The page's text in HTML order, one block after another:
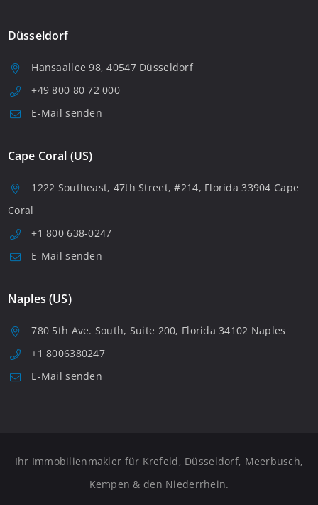
Düsseldorf
Hansaallee 98, 40547 Düsseldorf
+49 800 80 72 000
E-Mail senden
Cape Coral (US)
1222 Southeast, 47th Street, #214, Florida 33904 Cape
Coral
+1 800 638-0247
E-Mail senden
Naples (US)
780 5th Ave. South, Suite 200, Florida 34102 Naples
+1 8006380247
E-Mail senden
Ihr Immobilienmakler für Krefeld, Düsseldorf, Meerbusch,
Kempen & den Niederrhein.